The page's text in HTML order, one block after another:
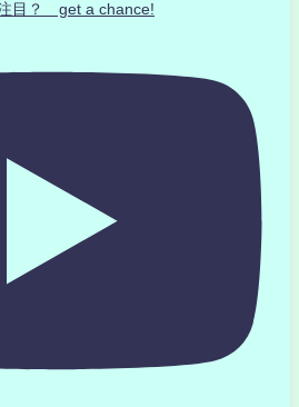
目？ get a chance!